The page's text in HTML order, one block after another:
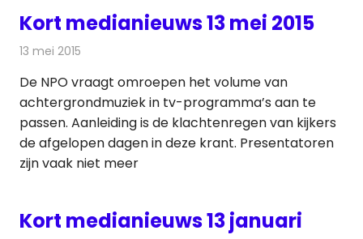
Kort medianieuws 13 mei 2015
13 mei 2015
De NPO vraagt omroepen het volume van
achtergrondmuziek in tv-programma’s aan te
passen. Aanleiding is de klachtenregen van kijkers
de afgelopen dagen in deze krant. Presentatoren
zijn vaak niet meer
Kort medianieuws 13 januari